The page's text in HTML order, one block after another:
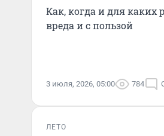
Как, когда и для каких
вреда и с пользой
3 июля, 2026, 05:00 784
ЛЕТО